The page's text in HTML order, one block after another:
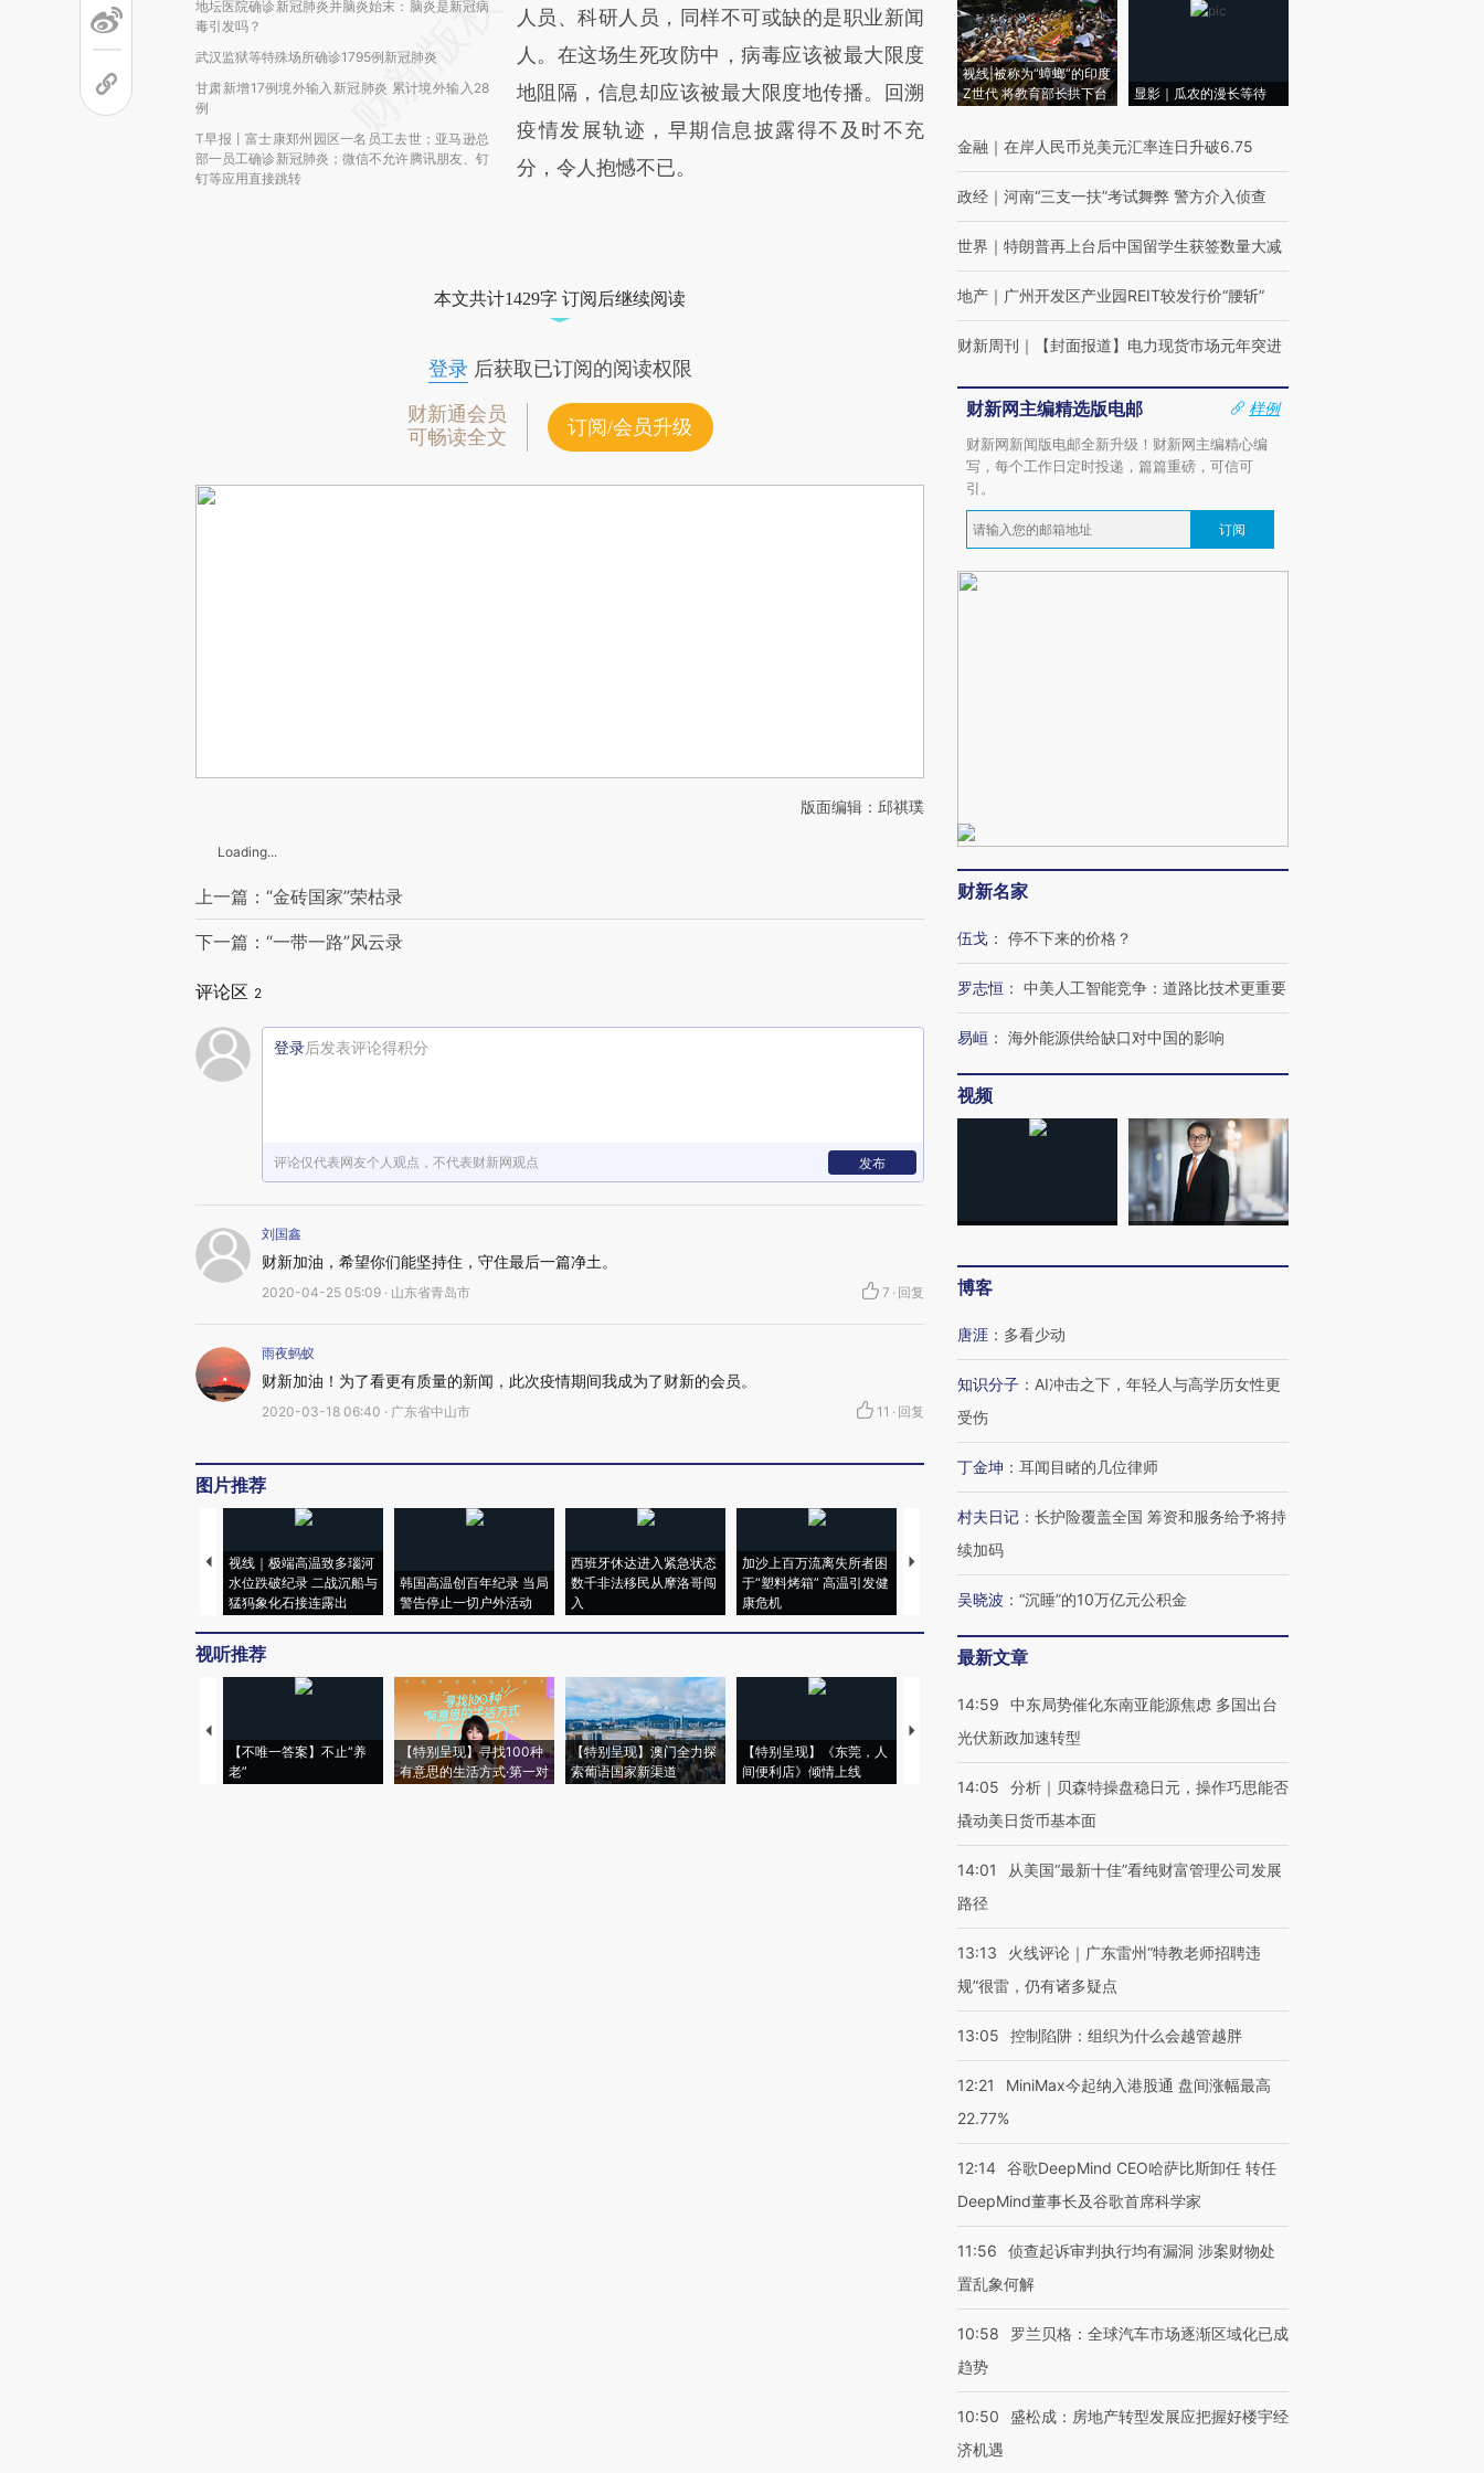
地坛医院确诊新冠肺炎并脑炎始末：脑炎是新冠病
毒引发吗？
武汉监狱等特殊场所确诊1795例新冠肺炎
甘肃新增17例境外输入新冠肺炎 累计境外输入28
例
T早报丨富士康郑州园区一名员工去世；亚马逊总
部一员工确诊新冠肺炎；微信不允许腾讯朋友、钉
钉等应用直接跳转
人员、科研人员，同样不可或缺的是职业新闻
人。在这场生死攻防中，病毒应该被最大限度
地阻隔，信息却应该被最大限度地传播。回溯
疫情发展轨迹，早期信息披露得不及时不充
分，令人抱憾不已。
本文共计1429字 订阅后继续阅读
登录后获取已订阅的阅读权限
财新通会员
可畅读全文
订阅/会员升级
版面编辑：邱祺璞
Loading...
上一篇：“金砖国家”荣枯录
下一篇：“一带一路”风云录
评论区 2
登录后发表评论得积分
评论仅代表网友个人观点，不代表财新网观点 发布
刘国鑫
财新加油，希望你们能坚持住，守住最后一篇净土。
2020-04-25 05:09 · 山东省青岛市 7 · 回复
雨夜蚂蚁
财新加油！为了看更有质量的新闻，此次疫情期间我成为了财新的会员。
2020-03-18 06:40 · 广东省中山市 11 · 回复
图片推荐
视线｜极端高温致多瑙河
水位跌破纪录 二战沉船与
猛犸象化石接连露出
韩国高温创百年纪录 当局
警告停止一切户外活动
西班牙休达进入紧急状态
数千非法移民从摩洛哥闯
入
加沙上百万流离失所者困
于“塑料烤箱” 高温引发健
康危机
马航飞行员跨国走私7万
心“花钱找虐”？
视听推荐
【不唯一答案】不止“养
老”
【特别呈现】寻找100种
有意思的生活方式·第一对
【特别呈现】澳门全力探
索葡语国家新渠道
【特别呈现】《东莞，人
间便利店》倾情上线
【推广】走进第四届链博
视线|被称为“蟑螂”的印度
Z世代 将教育部长拱下台
显影｜瓜农的漫长等待
金融 ｜ 在岸人民币兑美元汇率连日升破6.75
政经 ｜ 河南“三支一扶”考试舞弊 警方介入侦查
世界 ｜ 特朗普再上台后中国留学生获签数量大减
地产 ｜ 广州开发区产业园REIT较发行价“腰斩”
财新周刊 ｜ 【封面报道】电力现货市场元年突进
财新网主编精选版电邮
样例
财新网新闻版电邮全新升级！财新网主编精心编
写，每个工作日定时投递，篇篇重磅，可信可
引。
订阅
财新名家
伍戈 ： 停不下来的价格？
罗志恒 ： 中美人工智能竞争：道路比技术更重要
易峘 ： 海外能源供给缺口对中国的影响
视频
博客
唐涯 ： 多看少动
知识分子 ： AI冲击之下，年轻人与高学历女性更
受伤
丁金坤 ： 耳闻目睹的几位律师
村夫日记 ： 长护险覆盖全国 筹资和服务给予将持
续加码
吴晓波 ： “沉睡”的10万亿元公积金
最新文章
14:59
中东局势催化东南亚能源焦虑 多国出台
光伏新政加速转型
14:05
分析｜贝森特操盘稳日元，操作巧思能否
撬动美日货币基本面
14:01
从美国“最新十佳”看纯财富管理公司发展
路径
13:13
火线评论｜广东雷州“特教老师招聘违
规”很雷，仍有诸多疑点
13:05 控制陷阱：组织为什么会越管越胖
12:21
MiniMax今起纳入港股通 盘间涨幅最高
22.77%
12:14 谷歌DeepMind CEO哈萨比斯卸任 转任
DeepMind董事长及谷歌首席科学家
11:56
侦查起诉审判执行均有漏洞 涉案财物处
置乱象何解
10:58
罗兰贝格：全球汽车市场逐渐区域化已成
趋势
10:50
盛松成：房地产转型发展应把握好楼宇经
济机遇